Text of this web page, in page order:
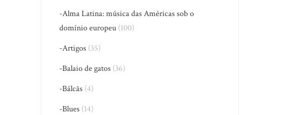
-Alma Latina: música das Américas sob o
domínio europeu (100)
-Artigos (35)
-Balaio de gatos (36)
-Bálcãs (4)
-Blues (14)